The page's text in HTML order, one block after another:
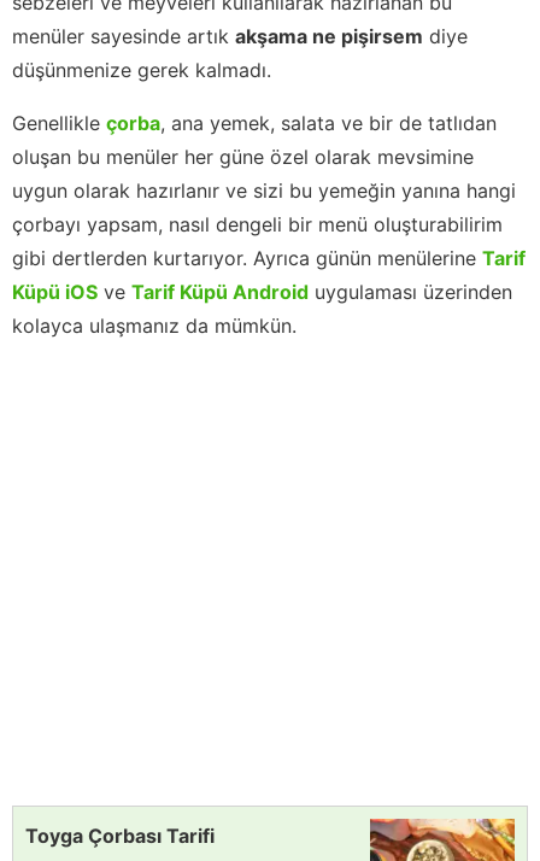
menüler sayesinde artık akşama ne pişirsem diye
düşünmenize gerek kalmadı.
Genellikle çorba, ana yemek, salata ve bir de tatlıdan
oluşan bu menüler her güne özel olarak mevsimine
uygun olarak hazırlanır ve sizi bu yemeğin yanına hangi
çorbayı yapsam, nasıl dengeli bir menü oluşturabilirim
gibi dertlerden kurtarıyor. Ayrıca günün menülerine Tarif
Küpü iOS ve Tarif Küpü Android uygulaması üzerinden
kolayca ulaşmanız da mümkün.
Toyga Çorbası Tarifi